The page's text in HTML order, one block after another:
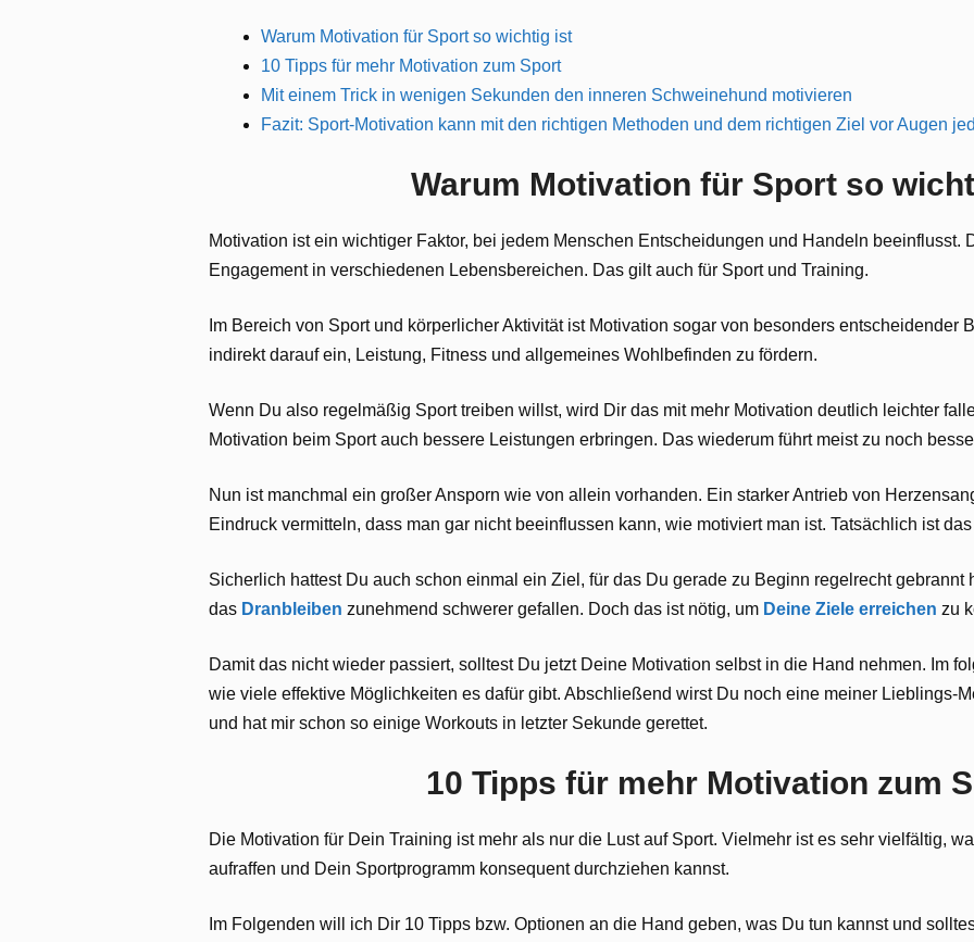
Warum Motivation für Sport so wichtig ist
10 Tipps für mehr Motivation zum Sport
Mit einem Trick in wenigen Sekunden den inneren Schweinehund motivieren
Fazit: Sport-Motivation kann mit den richtigen Methoden und dem richtigen Ziel vor Augen
Warum Motivation für Sport so
Motivation ist ein wichtiger Faktor, bei jedem Menschen Entscheidungen und Handeln beeinflusst.
Engagement in verschiedenen Lebensbereichen. Das gilt auch für Sport und Training.
Im Bereich von Sport und körperlicher Aktivität ist Motivation sogar von besonders entscheidender
indirekt darauf ein, Leistung, Fitness und allgemeines Wohlbefinden zu fördern.
Wenn Du also regelmäßig Sport treiben willst, wird Dir das mit mehr Motivation deutlich leichter
Motivation beim Sport auch bessere Leistungen erbringen. Das wiederum führt meist zu noch
Nun ist manchmal ein großer Ansporn wie von allein vorhanden. Ein starker Antrieb von
Eindruck vermitteln, dass man gar nicht beeinflussen kann, wie motiviert man ist. Tatsächlich ist
Sicherlich hattest Du auch schon einmal ein Ziel, für das Du gerade zu Beginn regelrecht gebrannt
das Dranbleiben zunehmend schwerer gefallen. Doch das ist nötig, um Deine Ziele erreichen zu
Damit das nicht wieder passiert, solltest Du jetzt Deine Motivation selbst in die Hand nehmen. Im
wie viele effektive Möglichkeiten es dafür gibt. Abschließend wirst Du noch eine meiner Lieblings-
und hat mir schon so einige Workouts in letzter Sekunde gerettet.
10 Tipps für mehr Motivation zum
Die Motivation für Dein Training ist mehr als nur die Lust auf Sport. Vielmehr ist es sehr vielfältig,
aufraffen und Dein Sportprogramm konsequent durchziehen kannst.
Im Folgenden will ich Dir 10 Tipps bzw. Optionen an die Hand geben, was Du tun kannst und